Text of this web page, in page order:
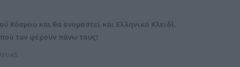
Κόσμου και θα ονομαστεί και Ελληνικό Κλειδί,
τον φέρουν πάνω τους!